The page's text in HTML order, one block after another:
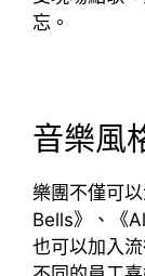
忘。
音樂風
樂團不僅可
Bells》、《
也可以加入